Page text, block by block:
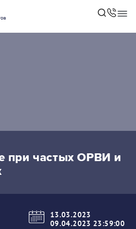
при частых ОРВИ и
13.03.2023
09.04.2023 23:59:00